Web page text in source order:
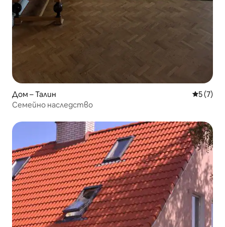
Дом – Талин Средна
5 (7)
Семейно наследство